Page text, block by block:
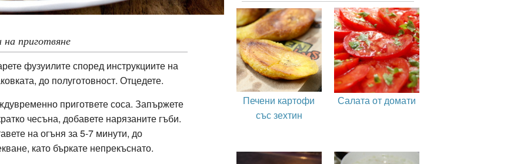
на приготвяне
фузуилите според инструкциите на
до полуготовност. Отцедете.
пригответе соса. Запържете
чесъна, добавете нарязаните гъби.
на огъня за 5-7 минути, до
като бъркате непрекъснато.
Печени картофи
със зехтин
Салата от домати